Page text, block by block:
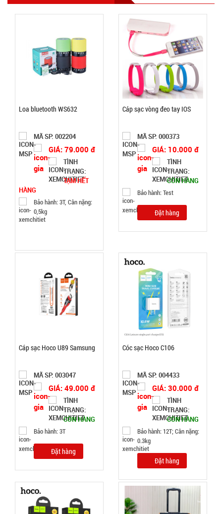
sương xông
tinh dầu
tạo độ ẩm
Vân Gỗ
Aroma -
CAO
SP:
003185
GIÁ:
TRẠNG:
CÒN HÀNG
Ổ điện 4 ổ
cắm 2 cổng
usb dây dài
38.000 đ
TRẠNG:
Cân nặng :
0.5kg
Loa bluetooth WS632
MÃ SP: 002204
GIÁ: 79.000 đ
TÌNH
TRẠNG:
TẠM HẾT
HÀNG
Bảo hành: 3T, Cân nặng:
0,5kg
Cáp sạc vòng đeo tay IOS
MÃ SP: 000373
GIÁ: 10.000 đ
TÌNH
TRẠNG:
CÒN HÀNG
Bảo hành: Test
Đặt hàng
Cáp sạc Hoco U89 Samsung
MÃ SP: 003047
GIÁ: 49.000 đ
TÌNH
TRẠNG:
CÒN HÀNG
Bảo hành: 3T
Đặt hàng
Cóc sạc Hoco C106
MÃ SP: 004433
GIÁ: 30.000 đ
TÌNH
TRẠNG:
CÒN HÀNG
Bảo hành: 12T; Cân nặng:
0.3kg
Đặt hàng